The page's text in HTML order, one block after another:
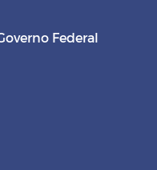
Federal